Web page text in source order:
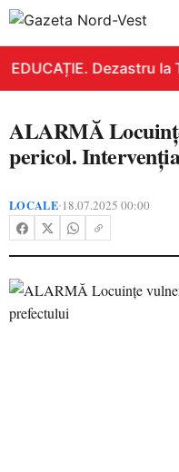
EDUCAȚIE. Dezastru
ALARMĂ
pericol.
LOCALE•18.07.2025 00:00